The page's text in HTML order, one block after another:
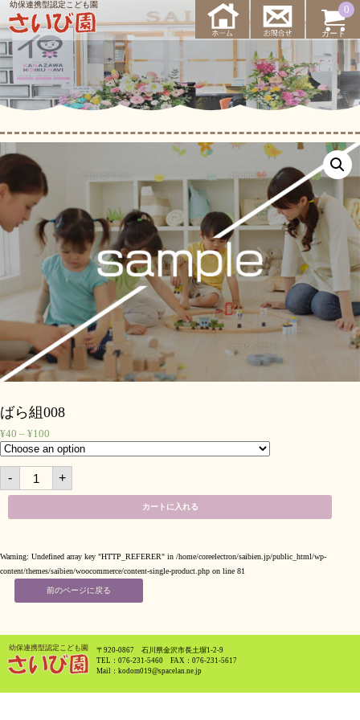
ばら組008
¥40 – ¥100
-
ば
008
+
カートに入れる
Warning: Undefined array key "HTTP_REFERER" in /home/coreelectron/saibien.jp/public_html/wp-
content/themes/saibien/woocommerce/content-single-product.php on line 81
前のページに戻る
〒920-0867 石川県金沢市長土塀1-2-9
TEL：076-231-5460 FAX：076-231-5617
Mail：kodom019@spacelan.ne.jp
0
カート